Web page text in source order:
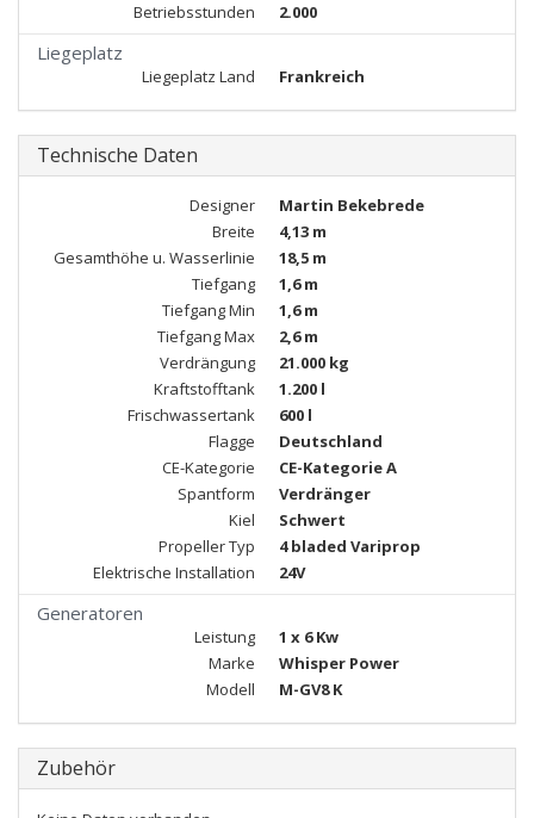
Betriebsstunden
2.000
Liegeplatz
Liegeplatz Land Frankreich
Technische Daten
Designer
Martin Bekebrede
Breite
4,13 m
Gesamthöhe u. Wasserlinie
18,5 m
Tiefgang
1,6 m
Tiefgang Min
1,6 m
Tiefgang Max
2,6 m
Verdrängung
21.000 kg
Kraftstofftank
1.200 l
Frischwassertank
600 l
Flagge
Deutschland
CE-Kategorie
CE-Kategorie A
Spantform
Verdränger
Kiel
Schwert
Propeller Typ
4 bladed Variprop
Elektrische Installation
24V
Generatoren
Leistung
1 x 6 Kw
Marke
Whisper Power
Modell
M-GV8 K
Zubehör